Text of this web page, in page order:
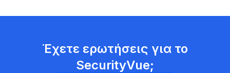
Έχετε ερωτήσεις για το
SecurityVue;